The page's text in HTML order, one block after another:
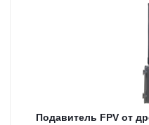
Подавитель FPV от